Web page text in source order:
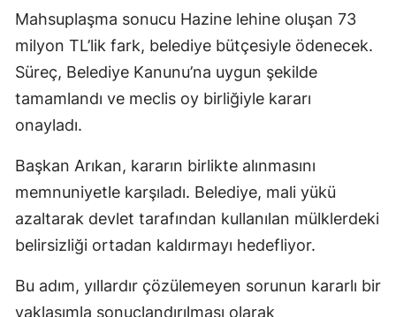
Mahsuplaşma sonucu Hazine lehine oluşan 73
milyon TL’lik fark, belediye bütçesiyle ödenecek.
Süreç, Belediye Kanunu’na uygun şekilde
tamamlandı ve meclis oy birliğiyle kararı
onayladı.
Başkan Arıkan, kararın birlikte alınmasını
memnuniyetle karşıladı. Belediye, mali yükü
azaltarak devlet tarafından kullanılan mülklerdeki
belirsizliği ortadan kaldırmayı hedefliyor.
Bu adım, yıllardır çözülemeyen sorunun kararlı bir
yaklaşımla sonuçlandırılması olarak